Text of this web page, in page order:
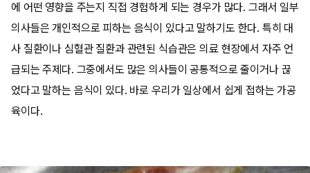
에 어떤 영향을 주는지 직접 경험하게 되는 경우가 많다. 그래서 일부
의사들은 개인적으로 피하는 음식이 있다고 말하기도 한다. 특히 대
사 질환이나 심혈관 질환과 관련된 식습관은 의료 현장에서 자주 언
급되는 주제다. 그중에서도 많은 의사들이 공통적으로 줄이거나 끊
었다고 말하는 음식이 있다. 바로 우리가 일상에서 쉽게 접하는 가공
육이다.